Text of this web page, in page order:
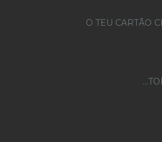
O TEU CARTÃO